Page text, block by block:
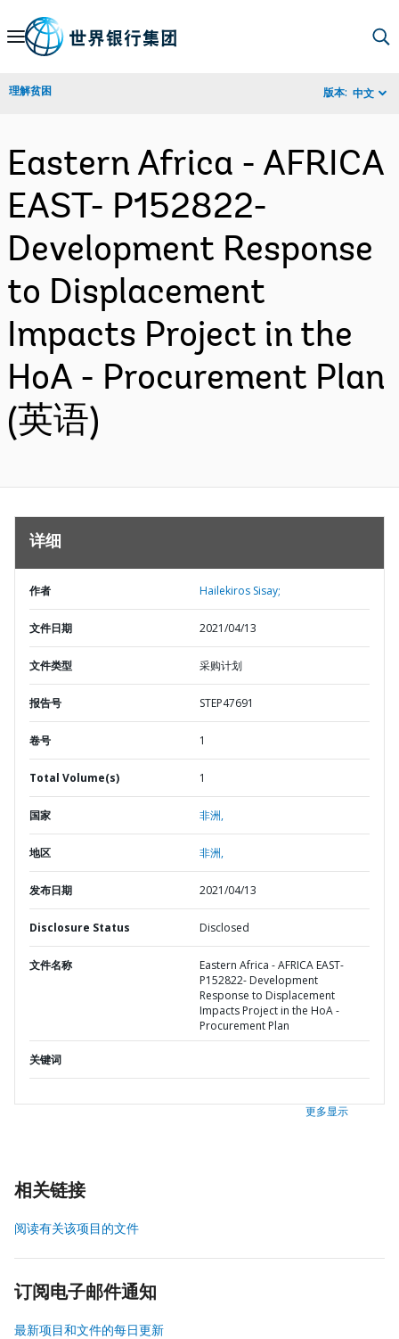
Skip
Navigation
理解贫困 版本: 中文
Eastern Africa - AFRICA
EAST- P152822-
Development Response
to Displacement
Impacts Project in the
HoA - Procurement Plan
(英语)
详细
作者 Hailekiros Sisay;
文件日期 2021/04/13
文件类型 采购计划
报告号 STEP47691
卷号 1
Total Volume(s) 1
国家 非洲,
地区 非洲,
发布日期 2021/04/13
Disclosure Status Disclosed
文件名称
Eastern Africa - AFRICA EAST-
P152822- Development
Response to Displacement
Impacts Project in the HoA -
Procurement Plan
关键词
更多显示
相关链接
阅读有关该项目的文件
订阅电子邮件通知
最新项目和文件的每日更新